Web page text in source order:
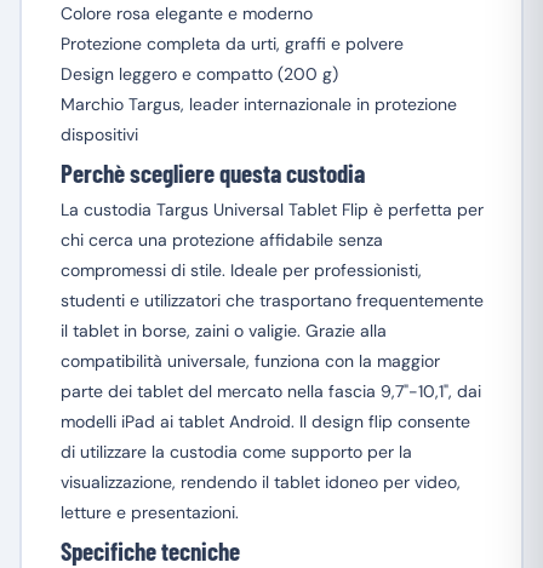
Colore rosa elegante e moderno
Protezione completa da urti, graffi e polvere
Design leggero e compatto (200 g)
Marchio Targus, leader internazionale in protezione
dispositivi
Perchè scegliere questa custodia
La custodia Targus Universal Tablet Flip è perfetta per
chi cerca una protezione affidabile senza
compromessi di stile. Ideale per professionisti,
studenti e utilizzatori che trasportano frequentemente
il tablet in borse, zaini o valigie. Grazie alla
compatibilità universale, funziona con la maggior
parte dei tablet del mercato nella fascia 9,7"-10,1", dai
modelli iPad ai tablet Android. Il design flip consente
di utilizzare la custodia come supporto per la
visualizzazione, rendendo il tablet idoneo per video,
letture e presentazioni.
Specifiche tecniche